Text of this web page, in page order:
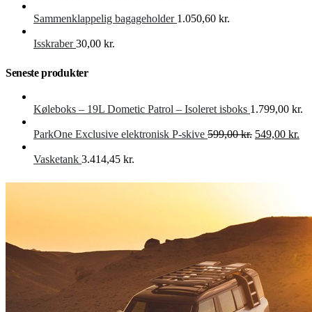
Sammenklappelig bagageholder 1.050,60 kr.
Isskraber 30,00 kr.
Seneste produkter
Køleboks – 19L Dometic Patrol – Isoleret isboks 1.799,00 kr.
ParkOne Exclusive elektronisk P-skive 599,00kr. Den
549,00 kr.
Vasketank 3.414,45 kr.